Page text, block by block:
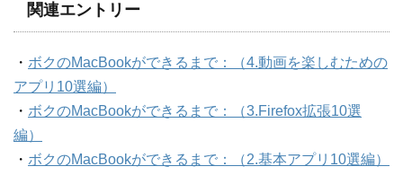
関連エントリー
・ ボクのMacBookができるまで：（4.動画を楽しむための
アプリ10選編）
・ ボクのMacBookができるまで：（3.Firefox拡張10選
編）
・ ボクのMacBookができるまで：（2.基本アプリ10選編）